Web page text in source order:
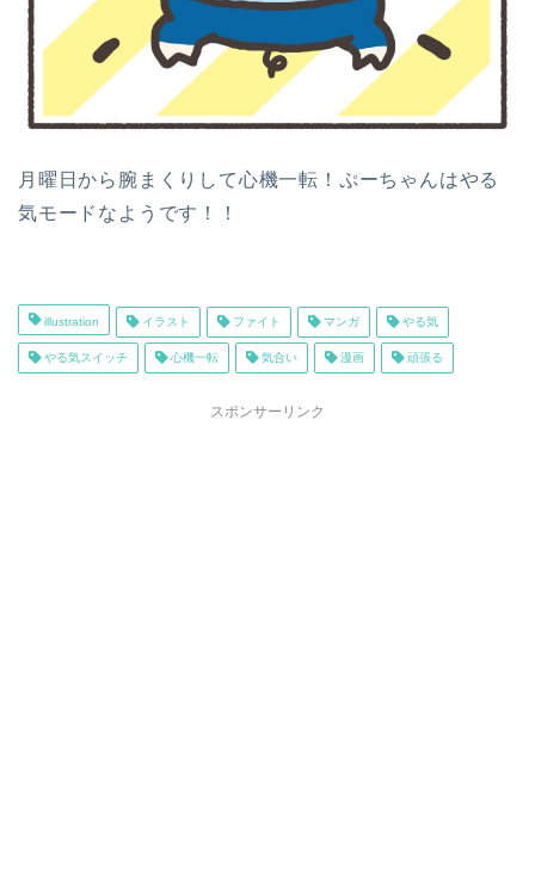
月曜日から腕まくりして心機一転！ぷーちゃんはやる
気モードなようです！！
illustration イラスト ファイト マンガ やる気
やる気スイッチ 心機一転 気合い 漫画 頑張る
スポンサーリンク